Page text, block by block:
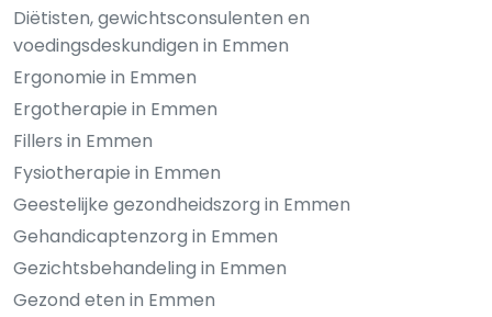
Diëtisten, gewichtsconsulenten en
voedingsdeskundigen in Emmen
Ergonomie in Emmen
Ergotherapie in Emmen
Fillers in Emmen
Fysiotherapie in Emmen
Geestelijke gezondheidszorg in Emmen
Gehandicaptenzorg in Emmen
Gezichtsbehandeling in Emmen
Gezond eten in Emmen